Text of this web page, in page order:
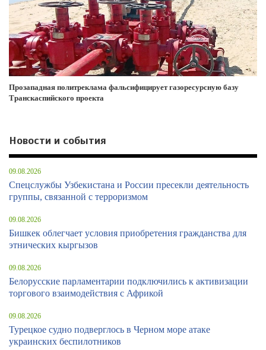
Прозападная политреклама фальсифицирует газоресурсную базу
Транскаспийского проекта
Новости и события
09.08.2026
Спецслужбы Узбекистана и России пресекли деятельность
группы, связанной с терроризмом
09.08.2026
Бишкек облегчает условия приобретения гражданства для
этнических кыргызов
09.08.2026
Белорусские парламентарии подключились к активизации
торгового взаимодействия с Африкой
09.08.2026
Турецкое судно подверглось в Черном море атаке
украинских беспилотников